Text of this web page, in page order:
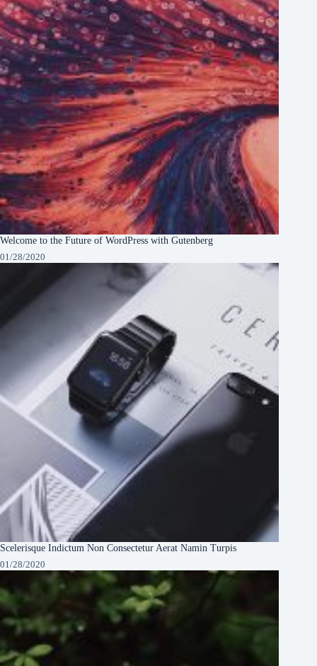
Welcome to the Future of WordPress with Gutenberg
01/28/2020
Scelerisque Indictum Non Consectetur Aerat Namin Turpis
01/28/2020